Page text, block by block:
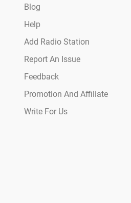
Blog
Help
Add Radio Station
Report An Issue
Feedback
Promotion And Affiliate
Write For Us